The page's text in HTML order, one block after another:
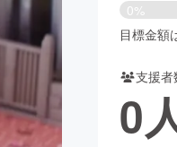
アニメ・漫画
ビューティー・ヘルスケ
0%
目標金額
支援者
0